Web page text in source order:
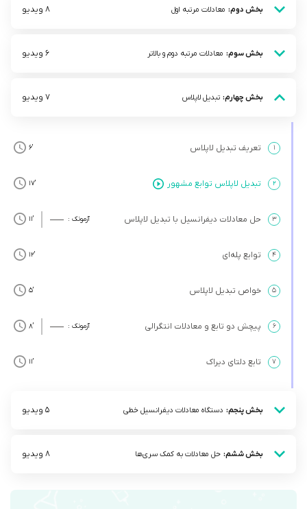
بخش دوم: معادلات مرتبه اول 8 ویدیو
بخش سوم: معادلات مرتبه دوم و بالاتر 6 ویدیو
بخش چهارم: تبدیل لاپلاس 7 ویدیو
۱ تعریف تبدیل لاپلاس ’6
۲ تبدیل لاپلاس توابع مشهور ’17
۳ حل معادلات دیفرانسیل با تبدیل لاپلاس آزمونک : ’11
۴ توابع پله‌ای ’12
۵ خواص تبدیل لاپلاس ’5
۶ پیچش دو تابع و معادلات انتگرالی آزمونک : ’8
۷ تابع دلتای دیراک ’11
بخش پنجم: دستگاه معادلات دیفرانسیل خطی 5 ویدیو
بخش ششم: حل معادلات به کمک سری‌ها 8 ویدیو